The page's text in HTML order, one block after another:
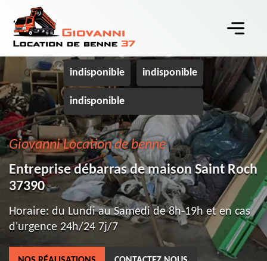
indisponible indisponible
indisponible
Giovanni Location de benne
Entreprise débarras de maison Saint Roch
37390
Horaire: du Lundi au Samedi de 8h-19h et en cas
d'urgence 24h/24 7j/7